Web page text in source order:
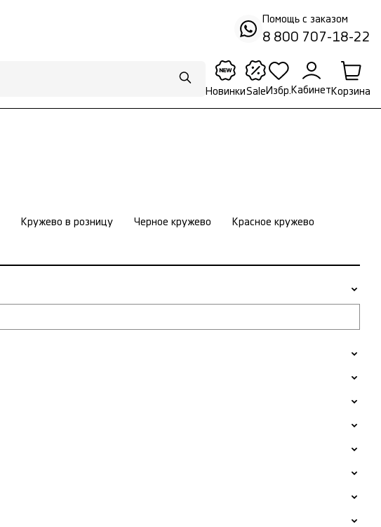
Помощь с заказом
8 800 707-18-22
НовинкиSale Избр. Кабинет Корзина
Кружево в розницу Черное кружево Красное кружево